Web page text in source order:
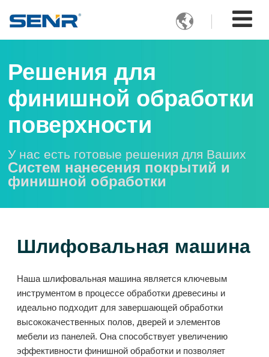

Решения для
финишной обработки
поверхности
У нас есть готовые решения для Ваших
Систем нанесения покрытий и
финишной обработки
Шлифовальная машина
Наша шлифовальная машина является ключевым
инструментом в процессе обработки древесины и
идеально подходит для завершающей обработки
высококачественных полов, дверей и элементов
мебели из панелей. Она способствует увеличению
эффективности финишной обработки и позволяет